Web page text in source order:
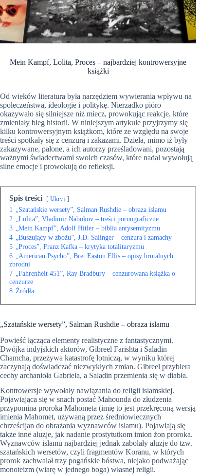
Mein Kampf, Lolita, Proces – najbardziej kontrowersyjne
książki
Od wieków literatura była narzędziem wywierania wpływu na
społeczeństwa, ideologie i politykę. Nierzadko pióro
okazywało się silniejsze niż miecz, prowokując reakcje, które
zmieniały bieg historii. W niniejszym artykule przyjrzymy się
kilku kontrowersyjnym książkom, które ze względu na swoje
treści spotkały się z cenzurą i zakazami. Dzieła, mimo iż były
zakazywane, palone, a ich autorzy prześladowani, pozostają
ważnymi świadectwami swoich czasów, które nadal wywołują
silne emocje i prowokują do refleksji.
Spis treści Ukryj
1
„Szatańskie wersety”, Salman Rushdie – obraza islamu
2
„Lolita”, Vladimir Nabokov – treści pornograficzne
3
„Mein Kampf”, Adolf Hitler – biblia antysemityzmu
4
„Buszujący w zbożu”, J.D. Salinger – cenzura i zamachy
5
„Proces”, Franz Kafka – krytyka totalitaryzmu
6
„American Psycho”, Bret Easton Ellis – opisy brutalnych
zbrodni
7
„Fahrenheit 451”, Ray Bradbury – cenzurowana książka o
cenzurze
8 Źródła:
„Szatańskie wersety”, Salman Rushdie – obraza islamu
Powieść łącząca elementy realistyczne z fantastycznymi.
Dwójka indyjskich aktorów, Gibreel Farishta i Saladin
Chamcha, przeżywa katastrofę lotniczą, w wyniku której
zaczynają doświadczać niezwykłych zmian. Gibreel przybiera
cechy archanioła Gabriela, a Saladin przemienia się w diabła.
Kontrowersje wywołały nawiązania do religii islamskiej.
Pojawiająca się w snach postać Mahounda do złudzenia
przypomina proroka Mahometa (imię to jest przekręconą wersją
imienia Mahomet, używaną przez średniowiecznych
chrześcijan do obrażania wyznawców islamu). Pojawiają się
także inne aluzje, jak nadanie prostytutkom imion żon proroka.
Wyznawców islamu najbardziej jednak zabolały aluzje do tzw.
szatańskich wersetów, czyli fragmentów Koranu, w których
prorok zachwalał trzy pogańskie bóstwa, niejako podważając
monoteizm (wiarę w jednego boga) własnej religii.